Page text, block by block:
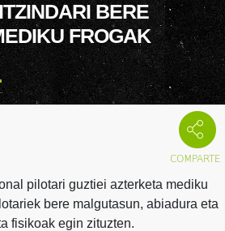
BERE
FROGAK
pilotari guztiei azterketa mediku
bere malgutasun, abiadura eta
fisikoak egin zituzten.